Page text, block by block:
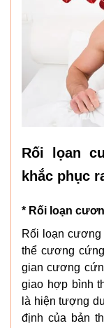
Rối lọan
khắc phục
* Rối loạn
Rối loạn
thể cương
gian cương
giao hợp bình
là hiện tượng
định của bản